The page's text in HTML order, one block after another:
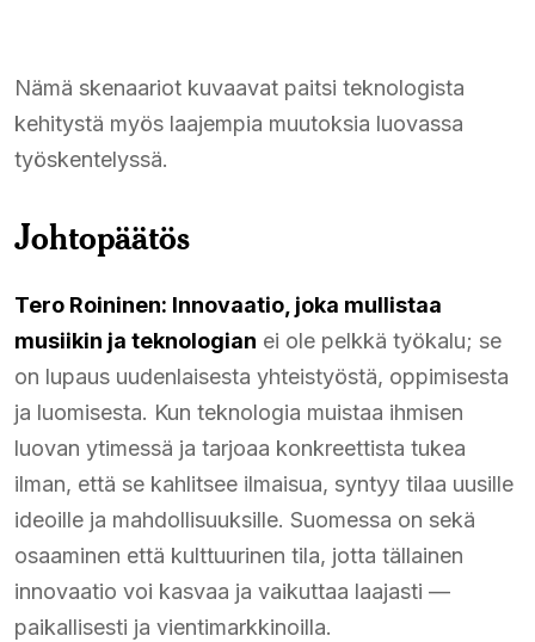
Nämä skenaariot kuvaavat paitsi teknologista
kehitystä myös laajempia muutoksia luovassa
työskentelyssä.
Johtopäätös
Tero Roininen: Innovaatio, joka mullistaa
musiikin ja teknologian ei ole pelkkä työkalu; se
on lupaus uudenlaisesta yhteistyöstä, oppimisesta
ja luomisesta. Kun teknologia muistaa ihmisen
luovan ytimessä ja tarjoaa konkreettista tukea
ilman, että se kahlitsee ilmaisua, syntyy tilaa uusille
ideoille ja mahdollisuuksille. Suomessa on sekä
osaaminen että kulttuurinen tila, jotta tällainen
innovaatio voi kasvaa ja vaikuttaa laajasti —
paikallisesti ja vientimarkkinoilla.